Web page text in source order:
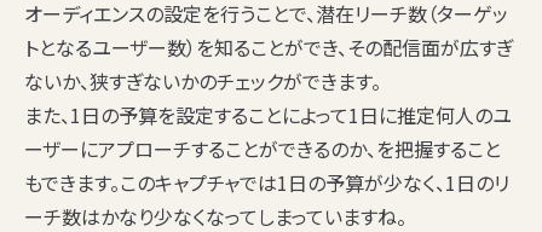
オーディエンスの設定を行うことで、潜在リーチ数（ターゲッ
トとなるユーザー数）を知ることができ、その配信面が広すぎ
ないか、狭すぎないかのチェックができます。
また、1日の予算を設定することによって1日に推定何人のユ
ーザーにアプローチすることができるのか、を把握すること
もできます。このキャプチャでは1日の予算が少なく、1日のリ
ーチ数はかなり少なくなってしまっていますね。